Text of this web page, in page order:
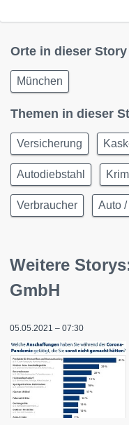
Orte in dieser Story
München
Themen in dieser
Versicherung
Autodiebstahl
Verbraucher Auto
Weitere
GmbH
05.05.2021 – 07:30